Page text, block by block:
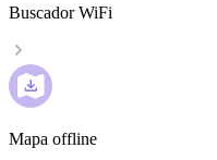
Buscador WiFi
Mapa offline